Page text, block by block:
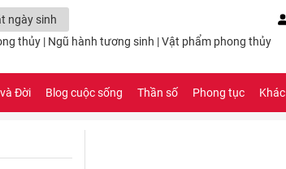
ngày sinh
thủy | Ngũ hành tương sinh |Vật phẩm phong thủy
Đời Blog cuộc sống Thần số Phong tục Khác